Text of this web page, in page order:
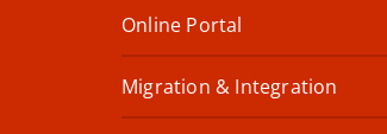
Online Portal
Migration & Integration